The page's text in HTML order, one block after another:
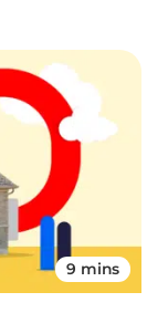
9 mins